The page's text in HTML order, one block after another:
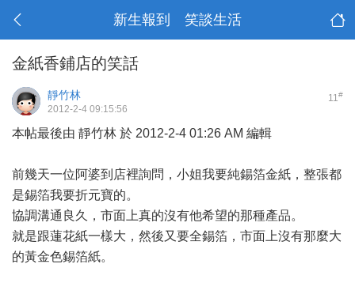
新生報到 笑談生活
金紙香鋪店的笑話
11#
靜竹林
2012-2-4 09:15:56
本帖最後由 靜竹林 於 2012-2-4 01:26 AM 編輯
前幾天一位阿婆到店裡詢問，小姐我要純錫箔金紙，整張都
是錫箔我要折元寶的。
協調溝通良久，市面上真的沒有他希望的那種產品。
就是跟蓮花紙一樣大，然後又要全錫箔，市面上沒有那麼大
的黃金色錫箔紙。